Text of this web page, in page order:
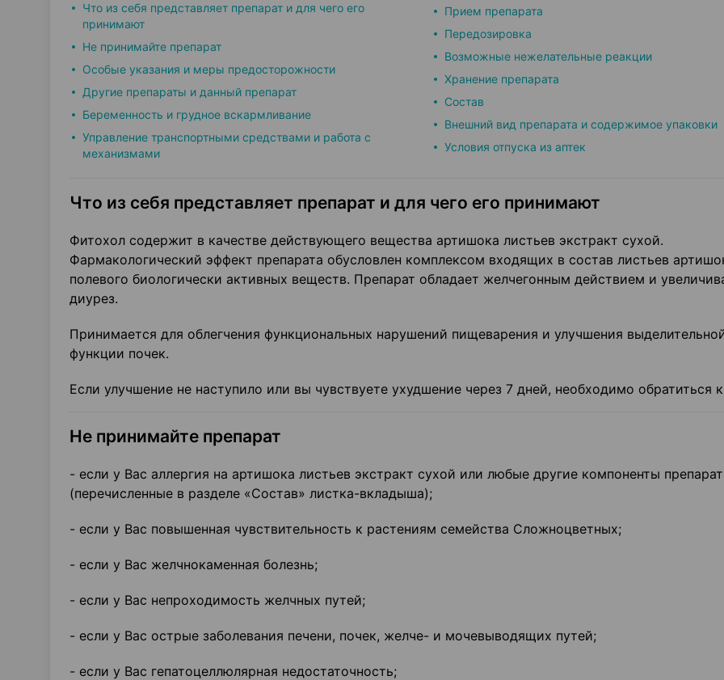
Что из себя представляет препарат и для чего его
принимают
Не принимайте препарат
Особые указания и меры предосторожности
Другие препараты и данный препарат
Беременность и грудное вскармливание
Управление транспортными средствами и работа с
механизмами
Прием препарата
Передозировка
Возможные нежелательные реакции
Хранение препарата
Состав
Внешний вид препарата и содержимое упаковки
Условия отпуска из аптек
Что из себя представляет препарат и для чего его принимают
Фитохол содержит в качестве действующего вещества артишока листьев экстракт сухой.
Фармакологический эффект препарата обусловлен комплексом входящих в состав листьев
полевого биологически активных веществ. Препарат обладает желчегонным действием и
диурез.
Принимается для облегчения функциональных нарушений пищеварения и улучшения
функции почек.
Если улучшение не наступило или вы чувствуете ухудшение через 7 дней, необходимо обратиться
Не принимайте препарат
- если у Вас аллергия на артишока листьев экстракт сухой или любые другие компоненты
(перечисленные в разделе «Состав» листка-вкладыша);
- если у Вас повышенная чувствительность к растениям семейства Сложноцветных;
- если у Вас желчнокаменная болезнь;
- если у Вас непроходимость желчных путей;
- если у Вас острые заболевания печени, почек, желче- и мочевыводящих путей;
- если у Вас гепатоцеллюлярная недостаточность;